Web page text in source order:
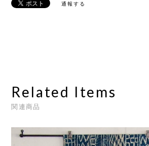
通報する
Related Items
関連商品